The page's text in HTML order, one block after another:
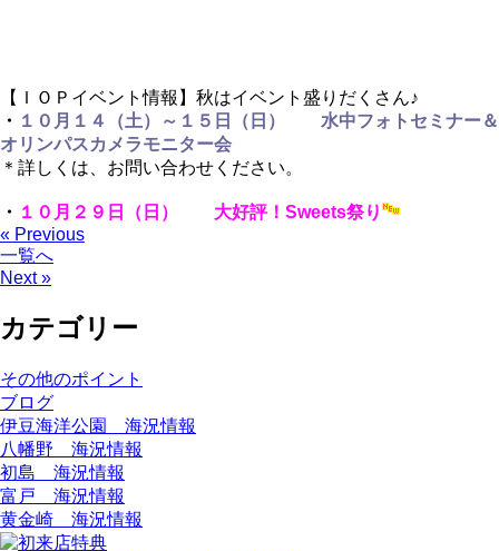
【ＩＯＰイベント情報】秋はイベント盛りだくさん♪
・ １０月１４（土）～１５日（日） 水中フォトセミナー＆
オリンパスカメラモニター会
＊詳しくは、お問い合わせください。
・ １０月２９日（日） 大好評！Sweets祭り
« Previous
一覧へ
Next »
カテゴリー
その他のポイント
ブログ
伊豆海洋公園 海況情報
八幡野 海況情報
初島 海況情報
富戸 海況情報
黄金崎 海況情報